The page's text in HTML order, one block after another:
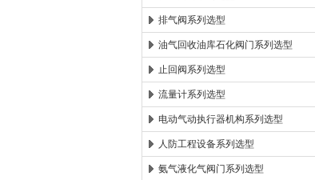
排气阀系列选型
油气回收油库石化阀门系列选型
止回阀系列选型
流量计系列选型
电动气动执行器机构系列选型
人防工程设备系列选型
氨气液化气阀门系列选型